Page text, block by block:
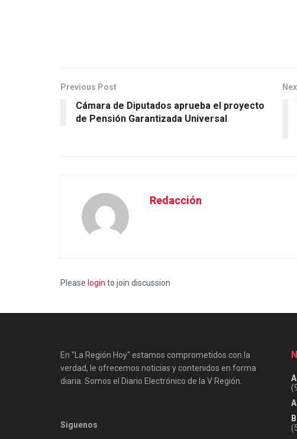
Previous Post
Cámara de Diputados aprueba el proyecto
de Pensión Garantizada Universal
Redacción
Please login to join discussion
En "La Región Hoy" estamos comprometidos con la
verdad, le ofrecemos noticias y contenidos en forma
diaria. Somos el Diario Electrónico de la V Región.
Siguenos